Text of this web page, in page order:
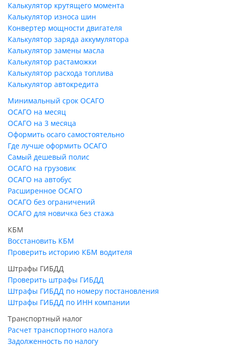
Калькулятор крутящего момента
Калькулятор износа шин
Конвертер мощности двигателя
Калькулятор заряда аккумулятора
Калькулятор замены масла
Калькулятор растаможки
Калькулятор расхода топлива
Калькулятор автокредита
Минимальный срок ОСАГО
ОСАГО на месяц
ОСАГО на 3 месяца
Оформить осаго самостоятельно
Где лучше оформить ОСАГО
Самый дешевый полис
ОСАГО на грузовик
ОСАГО на автобус
Расширенное ОСАГО
ОСАГО без ограничений
ОСАГО для новичка без стажа
КБМ
Восстановить КБМ
Проверить историю КБМ водителя
Штрафы ГИБДД
Проверить штрафы ГИБДД
Штрафы ГИБДД по номеру постановления
Штрафы ГИБДД по ИНН компании
Транспортный налог
Расчет транспортного налога
Задолженность по налогу